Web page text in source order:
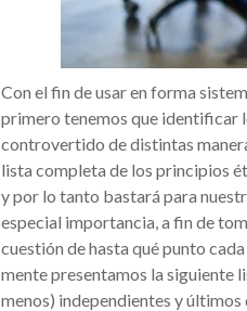
Con el fin de usar en forma
primero tenemos que identificar
controvertido de distintas
lista completa de los principios
y por lo tanto bastará para
especial importancia, a fin de
cuestión de hasta qué punto
mente presentamos la siguiente
menos) independientes y